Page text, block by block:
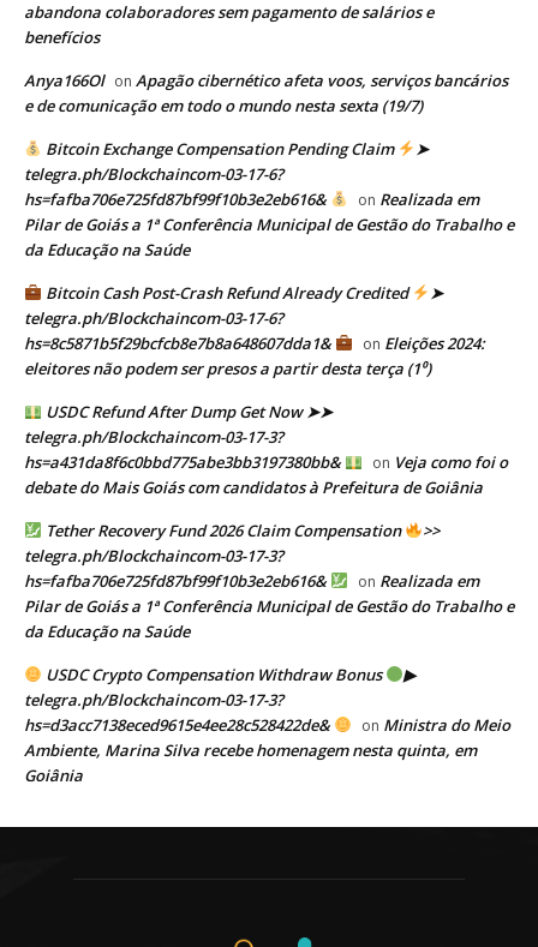
abandona colaboradores sem pagamento de salários e
benefícios
Anya166Ol on Apagão cibernético afeta voos, serviços bancários
e de comunicação em todo o mundo nesta sexta (19/7)
Bitcoin Exchange Compensation Pending Claim
➤
telegra.ph/Blockchaincom-03-17-6?
hs=fafba706e725fd87bf99f10b3e2eb616&
on Realizada em
Pilar de Goiás a 1ª Conferência Municipal de Gestão do Trabalho e
da Educação na Saúde
Bitcoin Cash Post-Crash Refund Already Credited
➤
telegra.ph/Blockchaincom-03-17-6?
hs=8c5871b5f29bcfcb8e7b8a648607dda1&
on Eleições 2024:
eleitores não podem ser presos a partir desta terça (1⁰)
USDC Refund After Dump Get Now ➤➤
telegra.ph/Blockchaincom-03-17-3?
hs=a431da8f6c0bbd775abe3bb3197380bb&
on Veja como foi o
debate do Mais Goiás com candidatos à Prefeitura de Goiânia
Tether Recovery Fund 2026 Claim Compensation
>>
telegra.ph/Blockchaincom-03-17-3?
hs=fafba706e725fd87bf99f10b3e2eb616&
on Realizada em
Pilar de Goiás a 1ª Conferência Municipal de Gestão do Trabalho e
da Educação na Saúde
USDC Crypto Compensation Withdraw Bonus
▶
telegra.ph/Blockchaincom-03-17-3?
hs=d3acc7138eced9615e4ee28c528422de&
on Ministra do Meio
Ambiente, Marina Silva recebe homenagem nesta quinta, em
Goiânia